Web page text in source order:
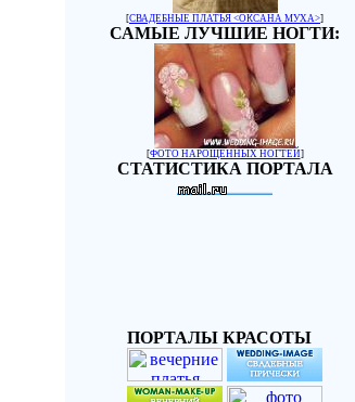
[СВАДЕБНЫЕ ПЛАТЬЯ <ОКСАНА МУХА>]
САМЫЕ ЛУЧШИЕ НОГТИ:
[ФОТО НАРОЩЕННЫХ НОГТЕЙ]
СТАТИСТИКА ПОРТАЛА
ПОРТАЛЫ КРАСОТЫ